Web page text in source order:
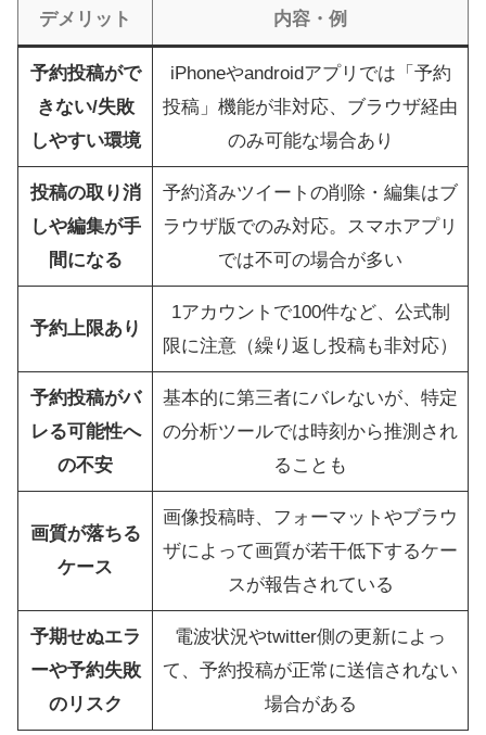
デメリット 内容・例
予約投稿がで
きない/失敗
しやすい環境
iPhoneやandroidアプリでは「予約
投稿」機能が非対応、ブラウザ経由
のみ可能な場合あり
投稿の取り消
しや編集が手
間になる
予約済みツイートの削除・編集はブ
ラウザ版でのみ対応。スマホアプリ
では不可の場合が多い
予約上限あり
1アカウントで100件など、公式制
限に注意（繰り返し投稿も非対応）
予約投稿がバ
レる可能性へ
の不安
基本的に第三者にバレないが、特定
の分析ツールでは時刻から推測され
ることも
画質が落ちる
ケース
画像投稿時、フォーマットやブラウ
ザによって画質が若干低下するケー
スが報告されている
予期せぬエラ
ーや予約失敗
のリスク
電波状況やtwitter側の更新によっ
て、予約投稿が正常に送信されない
場合がある